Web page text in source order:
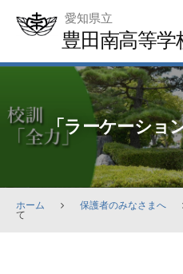
愛知県立
豊田南高等学
「ラーケーショ
ホーム 保護者のみなさまへ
て